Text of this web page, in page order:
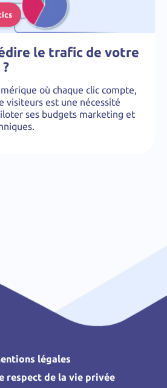
le trafic de votre
où chaque clic compte,
visiteurs est une nécessité
ses budgets marketing et
légales
respect de la vie privée